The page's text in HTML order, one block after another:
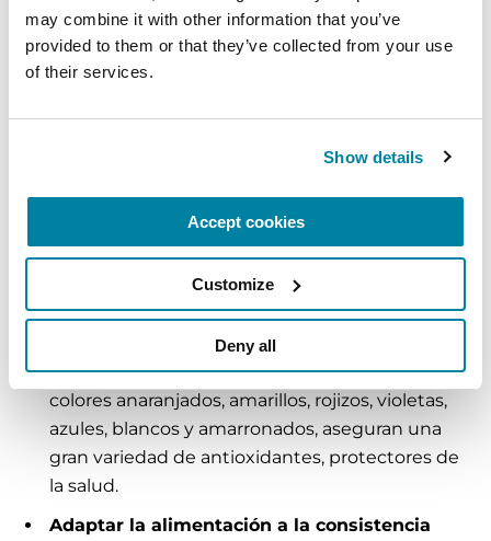
may combine it with other information that you’ve
provided to them or that they’ve collected from your use
of their services.
Show details
Accept cookies
Customize
Deny all
vitamina D para fortalecer los huesos.
Preparar salsas y sopas con leche en lugar
de agua:Al preparar sopas y salsas caseras con
sopa muchos alimentos nutritivos como son
animales, tales que carnes, pescado, pollo o
mariscos, brindando variedad al plato final.
Comer como un arcoíris: Consumir
diariamente frutas y verduras de diversos
colores, tanto cocidos como crudos. La
variedad de verduras y frutas junto con sus
colores anaranjados, amarillos, rojizos, violetas,
azules, blancos y amarronados, aseguran una
gran variedad de antioxidantes, protectores de
la salud.
Adaptar la alimentación a la consistencia